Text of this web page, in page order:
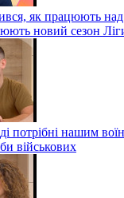
як працюють над
новий сезон
потрібні нашим
військових